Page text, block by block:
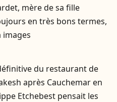
mère de sa fille
en très bons termes,
images
du restaurant de
après Cauchemar en
Etchebest pensait les